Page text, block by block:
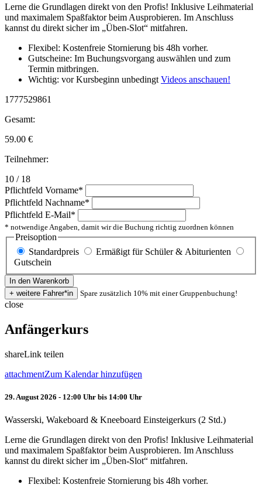
Lerne die Grundlagen direkt von den Profis! Inklusive Leihmaterial
und maximalem Spaßfaktor beim Ausprobieren. Im Anschluss
kannst du direkt sicher im „Üben-Slot“ mitfahren.
Flexibel: Kostenfreie Stornierung bis 48h vorher.
Gutscheine: Im Buchungsvorgang auswählen und zum
Termin mitbringen.
Wichtig: vor Kursbeginn unbedingt Videos anschauen!
1777529861
Gesamt:
59.00 €
Teilnehmer:
10 / 18
Pflichtfeld Vorname*
Pflichtfeld Nachname*
Pflichtfeld E-Mail*
* notwendige Angaben, damit wir die Buchung richtig zuordnen können
Preisoption
Standardpreis
Ermäßigt für Schüler & Abiturienten
Gutschein
Spare zusätzlich 10% mit einer Gruppenbuchung!
close
Anfängerkurs
shareLink teilen
attachmentZum Kalendar hinzufügen
29. August 2026 - 12:00 Uhr bis 14:00 Uhr
Wasserski, Wakeboard & Kneeboard Einsteigerkurs (2 Std.)
Lerne die Grundlagen direkt von den Profis! Inklusive Leihmaterial
und maximalem Spaßfaktor beim Ausprobieren. Im Anschluss
kannst du direkt sicher im „Üben-Slot“ mitfahren.
Flexibel: Kostenfreie Stornierung bis 48h vorher.